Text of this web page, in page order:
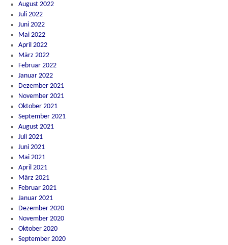
August 2022
Juli 2022
Juni 2022
Mai 2022
April 2022
März 2022
Februar 2022
Januar 2022
Dezember 2021
November 2021
Oktober 2021
September 2021
August 2021
Juli 2021
Juni 2021
Mai 2021
April 2021
März 2021
Februar 2021
Januar 2021
Dezember 2020
November 2020
Oktober 2020
September 2020